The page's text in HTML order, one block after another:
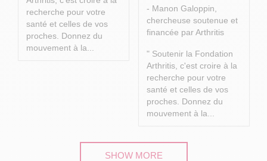
recherche pour votre
santé et celles de vos
proches. Donnez du
mouvement à la...
- Manon Galoppin,
chercheuse soutenue et
financée par Arthritis
" Soutenir la Fondation
Arthritis, c'est croire à la
recherche pour votre
santé et celles de vos
proches. Donnez du
mouvement à la...
SHOW MORE